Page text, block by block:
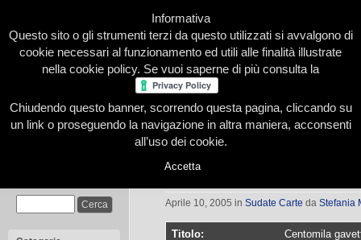
Home Presentazione Redazione Le nostre firme
Centomila gavette di ghiaccio |
Aprile 10, 2005 in Sudate Carte da Stefania
Titolo:
Centomila
Informativa
Questo sito o gli strumenti terzi da questo utilizzati si avvalgono di
cookie necessari al funzionamento ed utili alle finalità illustrate
nella cookie policy. Se vuoi saperne di più consulta la
Chiudendo questo banner, scorrendo questa pagina, cliccando su
un link o proseguendo la navigazione in altra maniera, acconsenti
all’uso dei cookie.
Accetta